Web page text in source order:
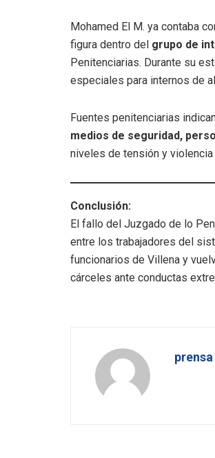
Mohamed El M. ya contaba
figura dentro del grupo de
Penitenciarias. Durante su
especiales para internos de
Fuentes penitenciarias
medios de seguridad,
niveles de tensión y
Conclusión:
El fallo del Juzgado de lo
entre los trabajadores del
funcionarios de Villena y
cárceles ante conductas
prensa